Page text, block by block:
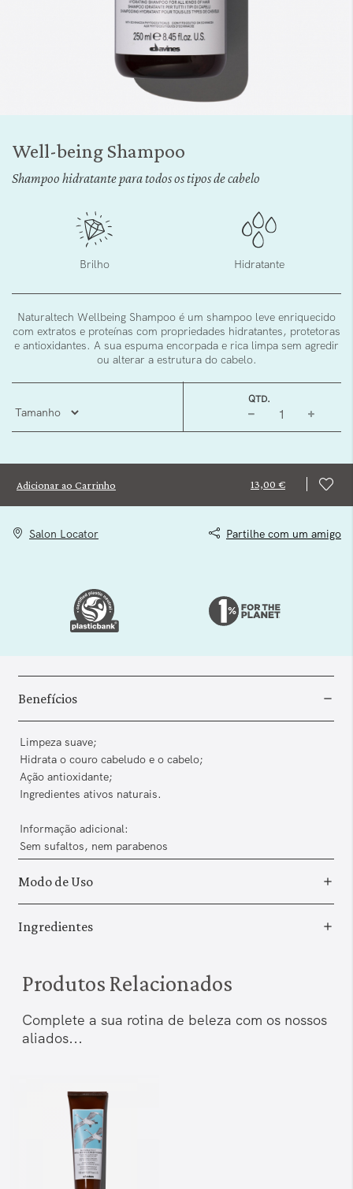
início
Well-being Shampoo
Shampoo hidratante para todos os tipos de cabelo
Brilho Hidratante
Naturaltech Wellbeing Shampoo é um shampoo leve enriquecido
com extratos e proteínas com propriedades hidratantes, protetoras
e antioxidantes. A sua espuma encorpada e rica limpa sem agredir
ou alterar a estrutura do cabelo.
QTD.
Adicionar ao Carrinho 13,00 €
Salon Locator Partilhe com um amigo
Benefícios
Limpeza suave;
Hidrata o couro cabeludo e o cabelo;
Ação antioxidante;
Ingredientes ativos naturais.
Informação adicional:
Sem sufaltos, nem parabenos
Modo de Uso
Ingredientes
Produtos Relacionados
Complete a sua rotina de beleza com os nossos
aliados...